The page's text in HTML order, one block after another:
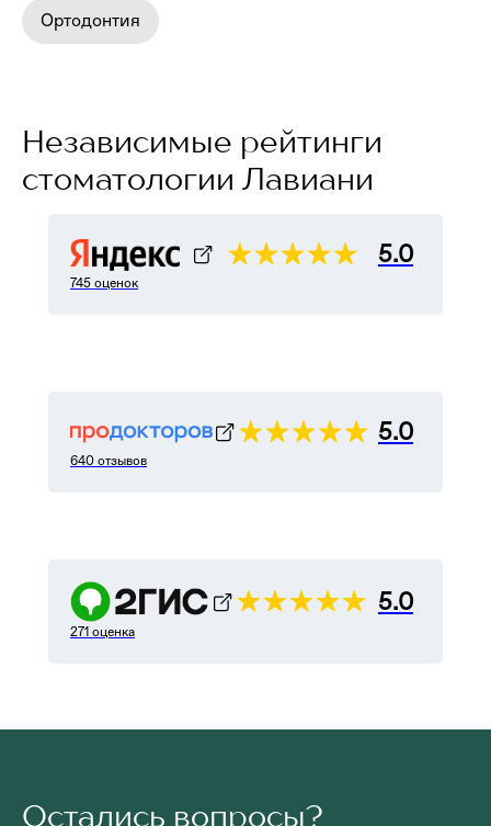
Ортодонтия
Независимые рейтинги
стоматологии Лавиани
5.0
271 оценка
5.0
745 оценок
5.0
640 отзывов
Остались вопросы?